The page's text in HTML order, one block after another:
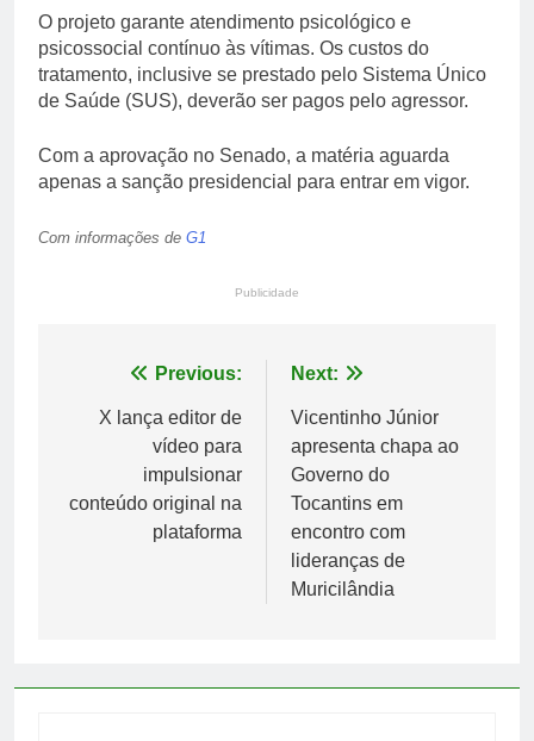
O projeto garante atendimento psicológico e
psicossocial contínuo às vítimas. Os custos do
tratamento, inclusive se prestado pelo Sistema Único
de Saúde (SUS), deverão ser pagos pelo agressor.
Com a aprovação no Senado, a matéria aguarda
apenas a sanção presidencial para entrar em vigor.
Com informações de G1
Publicidade
Navegação
Previous:
X lança editor de
vídeo para
impulsionar
conteúdo original na
plataforma
Next:
Vicentinho Júnior
apresenta chapa ao
Governo do
Tocantins em
encontro com
lideranças de
Muricilândia